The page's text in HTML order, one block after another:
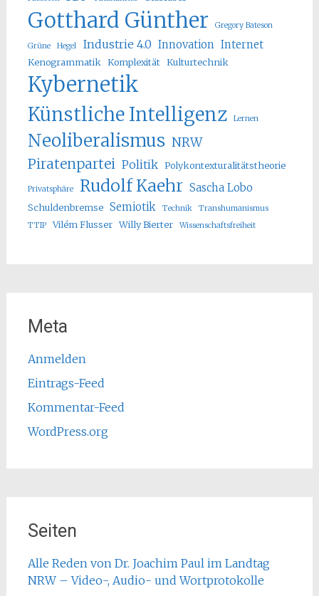
Gotthard Günther Gregory Bateson
Grüne Hegel Industrie 4.0 Innovation Internet
Kenogrammatik Komplexität Kulturtechnik
Kybernetik
Künstliche Intelligenz Lernen
Neoliberalismus NRW
Piratenpartei Politik Polykontexturalitätstheorie
Privatsphäre Rudolf Kaehr Sascha Lobo
Schuldenbremse Semiotik Technik
Transhumanismus
TTIP
Vilém Flusser Willy Bierter Wissenschaftsfreiheit
Meta
Anmelden
Eintrags-Feed
Kommentar-Feed
WordPress.org
Seiten
Alle Reden von Dr. Joachim Paul im Landtag
NRW – Video-, Audio- und Wortprotokolle